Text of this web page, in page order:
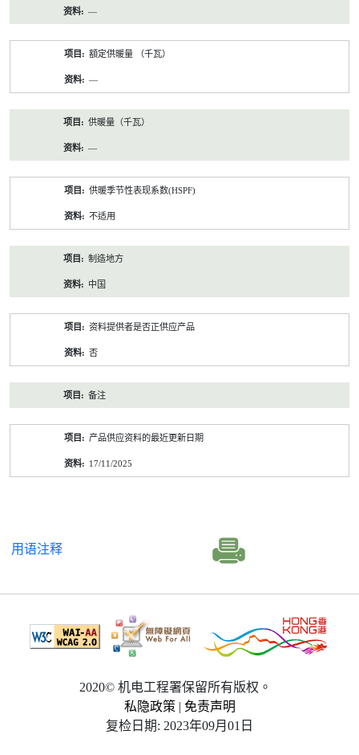
—
額定供暖量 （千瓦）
—
供暖量（千瓦）
—
供暖季节性表现系数(HSPF)
不适用
制造地方
中国
资料提供者是否正供应产品
否
备注
产品供应资料的最近更新日期
17/11/2025
用语注释
2020© 机电工程署保留所有版权。
私隐政策 | 免责声明
复检日期: 2023年09月01日